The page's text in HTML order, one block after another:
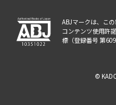
ABJマークは、こ
コンテンツ使用許
標（登録番号 第
©